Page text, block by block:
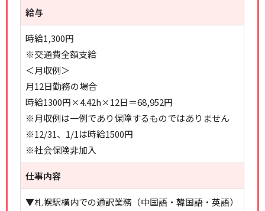
給与
時給1,300円
※交通費全額支給
＜月収例＞
月12日勤務の場合
時給1300円×4.42h×12日＝68,952円
※月収例は一例であり保障するものではありません
※12/31、1/1は時給1500円
※社会保険非加入
仕事内容
▼札幌駅構内での通訳業務（中国語・韓国語・英語）